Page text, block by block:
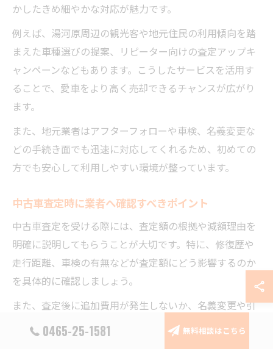
かしたきめ細やかな対応が魅力です。
例えば、湯河原周辺の観光客や地元住民の利用傾向を踏
まえた車種選びの提案、リピーター向けの査定アップキ
ャンペーンなどもあります。こうしたサービスを活用す
ることで、愛車をより高く売却できるチャンスが広がり
ます。
また、地元業者はアフターフォローや車検、名義変更な
どの手続き面でも迅速に対応してくれるため、初めての
方でも安心して利用しやすい環境が整っています。
中古車査定時に業者へ確認すべきポイント
中古車査定を受ける際には、査定額の根拠や減額理由を
明確に説明してもらうことが大切です。特に、修復歴や
走行距離、車検の有無などが査定額にどう影響するのか
を具体的に確認しましょう。
また、査定後に追加費用が発生しないか、名義変更や引
き取りの流れ、必要書類についても事前に確認しておく
0465-25-1581 無料相談はこちら